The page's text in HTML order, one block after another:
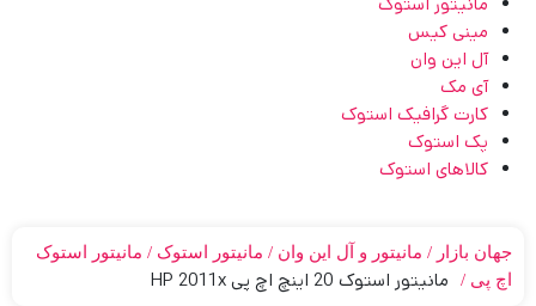
مینی کیس
آل این وان
آی مک
کارت گرافیک استوک
پک استوک
کالاهای استوک
جهان بازار مانیتور و آل این وان مانیتور استوک
مانیتور استوک
اچ پی
مانیتور استوک 20 اینچ اچ پی HP 2011x